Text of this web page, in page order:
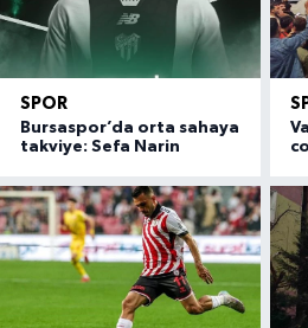
SPOR
Bursaspor’da orta sahaya
takviye: Sefa Narin